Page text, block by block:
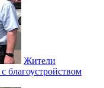
Жители
благоустройством